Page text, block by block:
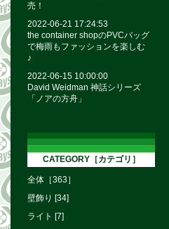
売！
2022-06-21 17:24:53
the container shopのPVCバッグ
で梅雨もファッションを楽しむ
♪
2022-06-15 10:00:00
David Weidman 神話シリーズ
「ノアの方舟」
CATEGORY［カテゴリ］
全体［363］
壁飾り [34]
ライト [7]